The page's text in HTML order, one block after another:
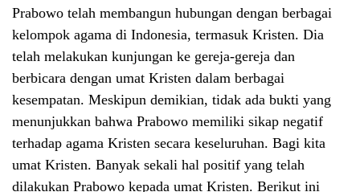
Prabowo telah membangun hubungan dengan berbagai
kelompok agama di Indonesia, termasuk Kristen. Dia
telah melakukan kunjungan ke gereja-gereja dan
berbicara dengan umat Kristen dalam berbagai
kesempatan. Meskipun demikian, tidak ada bukti yang
menunjukkan bahwa Prabowo memiliki sikap negatif
terhadap agama Kristen secara keseluruhan. Bagi kita
umat Kristen. Banyak sekali hal positif yang telah
dilakukan Prabowo kepada umat Kristen. Berikut ini